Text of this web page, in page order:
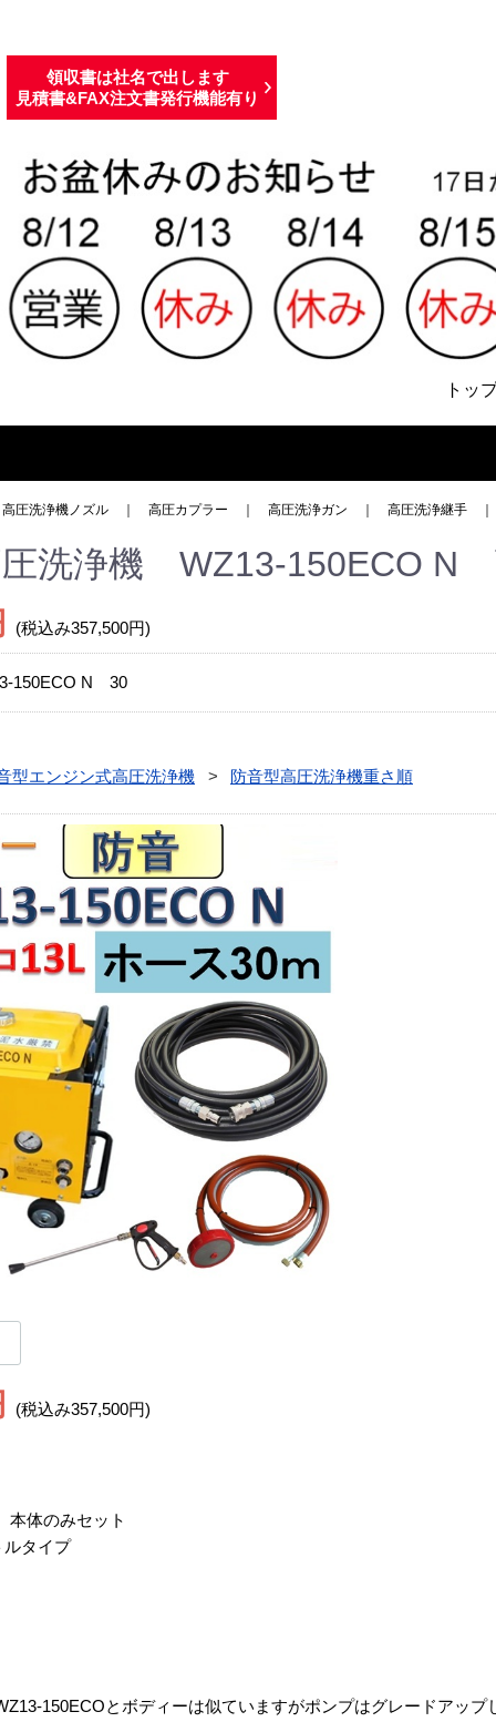
トッ
領収書は社名で出します
見積書&FAX注文書発行機能有り
高圧洗浄機ノズル 高圧カプラー 高圧洗浄ガン 高圧洗浄継手
圧洗浄機 WZ13-150ECO N
(税込み357,500円)
150ECO N 30
型エンジン式高圧洗浄機 防音型高圧洗浄機重さ順
(税込み357,500円)
体のみセット
タイプ
とボディーは似ていますがポンプはグレードアップ